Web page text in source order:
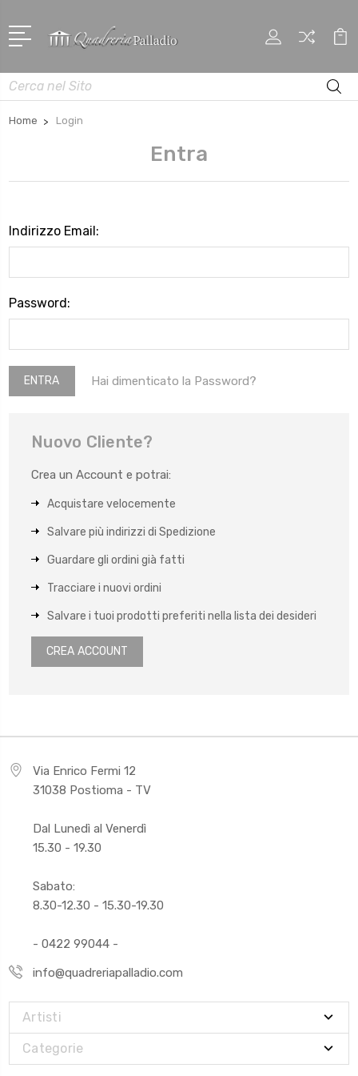
Cerca
Home Login
Entra
Indirizzo Email:
Password:
Hai dimenticato la Password?
Nuovo Cliente?
Crea un Account e potrai:
Acquistare velocemente
Salvare più indirizzi di Spedizione
Guardare gli ordini già fatti
Tracciare i nuovi ordini
Salvare i tuoi prodotti preferiti nella lista dei desideri
CREA ACCOUNT
Via Enrico Fermi 12
31038 Postioma - TV
Dal Lunedì al Venerdì
15.30 - 19.30
Sabato:
8.30-12.30 - 15.30-19.30
- 0422 99044 -
info@quadreriapalladio.com
Artisti
Categorie